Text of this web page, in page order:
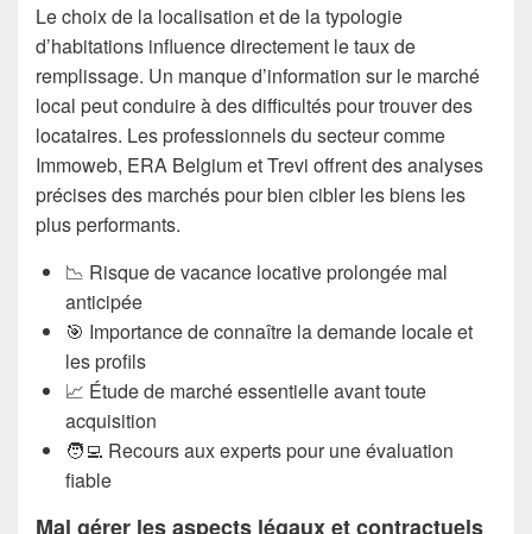
Le choix de la localisation et de la typologie
d’habitations influence directement le taux de
remplissage. Un manque d’information sur le marché
local peut conduire à des difficultés pour trouver des
locataires. Les professionnels du secteur comme
Immoweb, ERA Belgium et Trevi offrent des analyses
précises des marchés pour bien cibler les biens les
plus performants.
📉 Risque de vacance locative prolongée mal
anticipée
🎯 Importance de connaître la demande locale et
les profils
📈 Étude de marché essentielle avant toute
acquisition
🧑‍💻 Recours aux experts pour une évaluation
fiable
Mal gérer les aspects légaux et contractuels